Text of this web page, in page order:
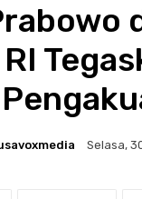
Selasa,